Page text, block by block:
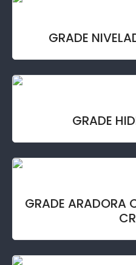
GRADE
GRADE
GRADE ARADORA